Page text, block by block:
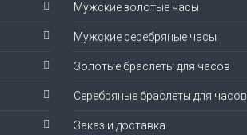
Мужские золотые часы
Мужские серебряные часы
Золотые браслеты для часов
Серебряные браслеты для часов
Заказ и доставка